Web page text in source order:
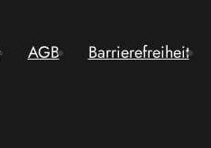
AGB Barrierefreiheit